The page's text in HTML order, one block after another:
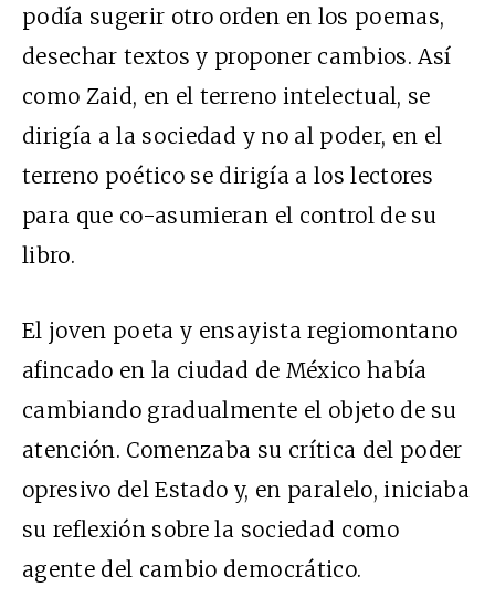
podía sugerir otro orden en los poemas,
desechar textos y proponer cambios. Así
como Zaid, en el terreno intelectual, se
dirigía a la sociedad y no al poder, en el
terreno poético se dirigía a los lectores
para que co-asumieran el control de su
libro.
El joven poeta y ensayista regiomontano
afincado en la ciudad de México había
cambiando gradualmente el objeto de su
atención. Comenzaba su crítica del poder
opresivo del Estado y, en paralelo, iniciaba
su reflexión sobre la sociedad como
agente del cambio democrático.